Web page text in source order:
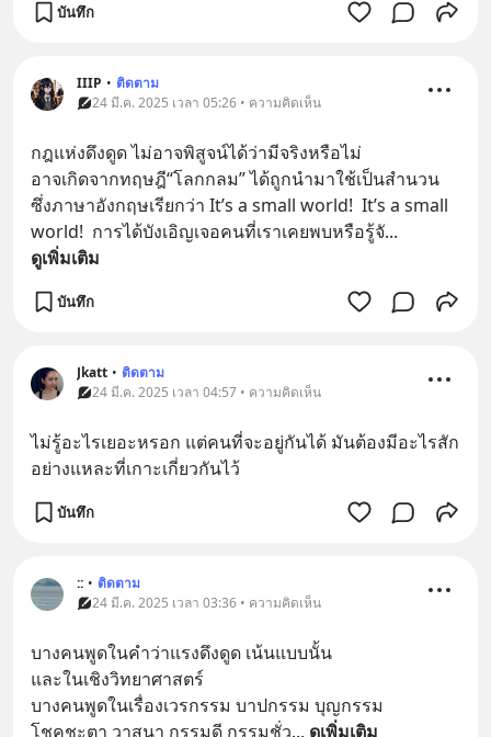
บันทึก
IIIP • ติดตาม
24 มี.ค. 2025 เวลา 05:26 • ความคิดเห็น
กฎแห่งดึงดูด ไม่อาจพิสูจน์ได้ว่ามีจริงหรือไม่
อาจเกิดจากทฤษฎี“โลกกลม” ได้ถูกนำมาใช้เป็นสำนวน
ซึ่งภาษาอังกฤษเรียกว่า It’s a small world!  It’s a small
world!  การได้บังเอิญเจอคนที่เราเคยพบหรือรู้จั...
ดูเพิ่มเติม
บันทึก
Jkatt • ติดตาม
24 มี.ค. 2025 เวลา 04:57 • ความคิดเห็น
ไม่รู้อะไรเยอะหรอก แต่คนที่จะอยู่กันได้ มันต้องมีอะไรสัก
อย่างแหละที่เกาะเกี่ยวกันไว้
บันทึก
:: • ติดตาม
24 มี.ค. 2025 เวลา 03:36 • ความคิดเห็น
บางคนพูดในคำว่าแรงดึงดูด เน้นแบบนั้น
และในเชิงวิทยาศาสตร์
บางคนพูดในเรื่องเวรกรรม บาปกรรม บุญกรรม
โชคชะตา วาสนา กรรมดี กรรมชั่ว... ดูเพิ่มเติม